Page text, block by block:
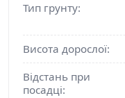
Тип грунту:
Висота дорослої:
Відстань при
посадці: